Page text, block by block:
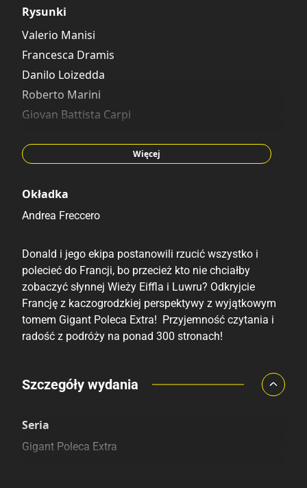
Claudia Salvatori
Rysunki
Valerio Manisi
Francesca Dramis
Danilo Loizedda
Roberto Marini
Giovan Battista Carpi
Graziano Barbaro
Valerio Held
Giorgio Cavazzano
Więcej
Okładka
Andrea Freccero
Donald i jego ekipa postanowili rzucić wszystko i
polecieć do Francji, bo przecież kto nie chciałby
zobaczyć słynnej Wieży Eiffla i Luwru? Odkryjcie
Francję z kaczogrodzkiej perspektywy z wyjątkowym
tomem Gigant Poleca Extra! Przyjemność czytania i
radość z podróży na ponad 300 stronach!
Porównaj ceny
Szczegóły wydania
Seria
Gigant Poleca Extra